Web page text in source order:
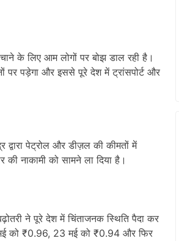
के लिए आम लोगों पर बोझ डाल रही है।
पर पड़ेगा और इससे पूरे देश में ट्रांसपोर्ट और
पेट्रोल और डीज़ल की कीमतों में
नाकामी को सामने ला दिया है।
ने पूरे देश में चिंताजनक स्थिति पैदा कर
मई को ₹0.96, 23 मई को ₹0.94 और फिर